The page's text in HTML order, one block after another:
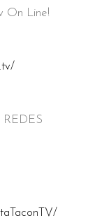
On Line!